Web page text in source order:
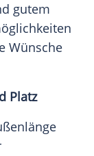
gutem
Wünsche
Platz